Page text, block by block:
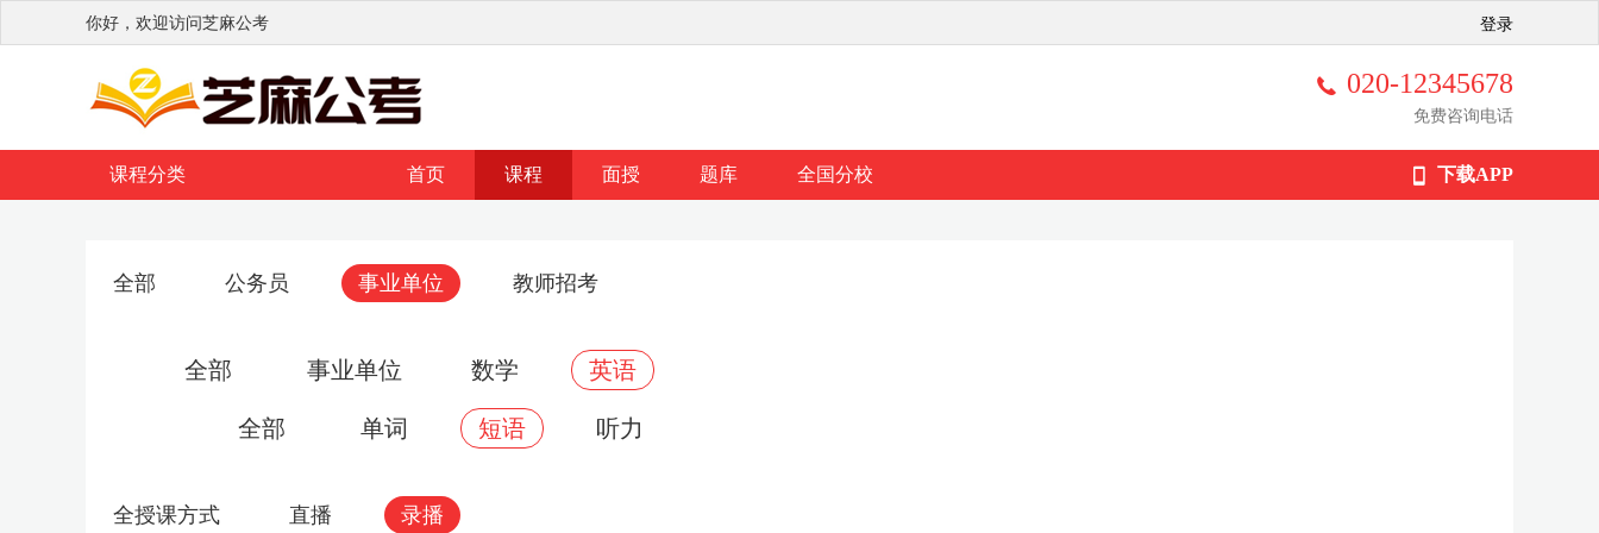
你好，欢迎访问芝麻公考 登录
020-12345678
免费咨询电话
课程分类 首页 课程 面授 题库 全国分校 下载APP
全部 公务员 事业单位 教师招考
全部 事业单位 数学 英语
全部 单词 短语 听力
全授课方式 直播 录播